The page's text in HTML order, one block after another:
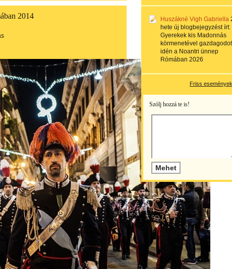
2014 Huszákné Vigh Gabriella
hete új blogbejegyzést írt:
Gyerekek kis Madonnás
körmenetével
idén a Noantri ünnep
Rómában 2026
Friss
Szólj hozzá te is!